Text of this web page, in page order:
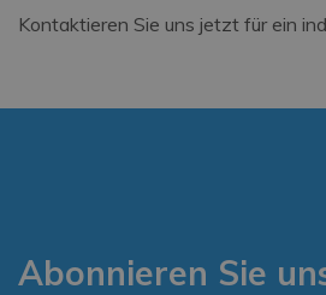
Kontaktieren Sie uns jetzt für ein
Abonnieren Sie